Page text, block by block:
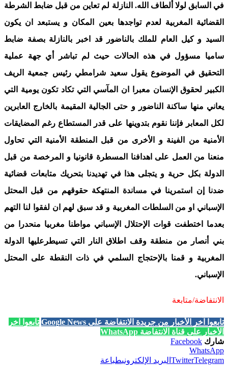
في السابق لولا ألطاف الله. النازلة لم تعاين من قبل ضابط الشرطة
القضائية المغربية لعدم تواجدها بعين المكان و يستبعد ان يكون
السيد و كيل العام للملك بالناضور قد اخبر بالنازلة بصفة ضابط
ساميا مسؤول في هذه الحالات حيث لم تباشر أي جهة عملية
التحقيق في الموضوع يقول سعيد شرامطي رئيس جمعية الريف
الكبير لحقوق الإنسان معبرا ان المآسي التي تكاد تكون يومية التي
يعاني منها ساكنة الناضور و حتى الجالية المقيمة بالخارج العابرين
لكل المعابر فإننا نقوم بتدوينها على قدر المستطاع رغم المضايقات
الأمنية من الفينة و الأخرى من قبل المنطقة الأمنية التي تحاول
منعنا من العمل على اهدافنا المسطرة قانونيا و المرخصة من قبل
الدولة بكل حرية و يتجلى هذا في تهديدنا بتحريك متابعات قضائية
ضدنا إن استمرينا في مساندة المنتهكة حقوقهم من قبل المحتل
الإسباني او من السلطات المغربية و قد سبق لهم ان لفقوا لنا التهم
بعدما اختطفت قوات الإحتلال الإسباني مواطنا مغربيا منحدرا من
بني أنصار من منطقة وقف اطلاق النار التي تسيطرعليها الدولة
المغربية و قمنا بالإحتجاج السلمي في ذات النقطة على المحتل
الإسباني.
الانتفاضة/متابعة
تابعوا آخر الأخبار من جريدة الانتفاضة على Google News
تابعوا آخر
الأخبار على قناة الانتفاضة WhatsApp
شارك Facebook
WhatsApp
TwitterTelegram البريد الإلكترونيطباعة